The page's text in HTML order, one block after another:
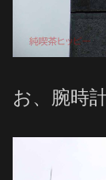
お、腕時